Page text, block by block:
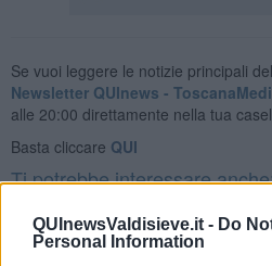
QUInewsValdisieve.it - Do
Personal Information
Se vuoi leggere le notizie principali
Newsletter QUInews -
alle 20:00 direttamente nella tua
Basta cliccare QUI
Ti potrebbe interessare
Articoli dal Blog “Disincantato” di
​Linee guida per organizzare il